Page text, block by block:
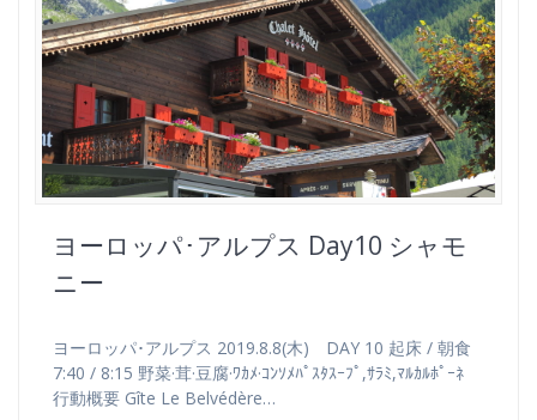
ヨーロッパ･アルプス Day10 シャモ
ニー
ヨーロッパ･アルプス 2019.8.8(木) DAY 10 起床 / 朝食
7:40 / 8:15 野菜·茸·豆腐·ﾜｶﾒ·ｺﾝｿﾒﾊﾟｽﾀｽｰﾌﾟ,ｻﾗﾐ,ﾏﾙｶﾙﾎﾟｰﾈ
行動概要 Gîte Le Belvédère…